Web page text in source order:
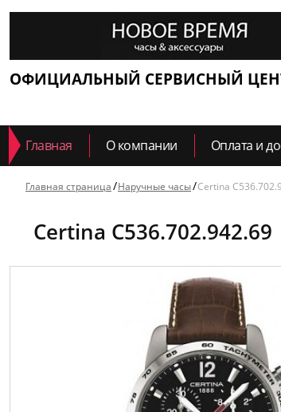
ОФИЦИАЛЬНЫЙ СЕРВИСНЫЙ
Главная О компании Оплата и
Главная страница Наручные часы Certina
Certina C536.702.942.69